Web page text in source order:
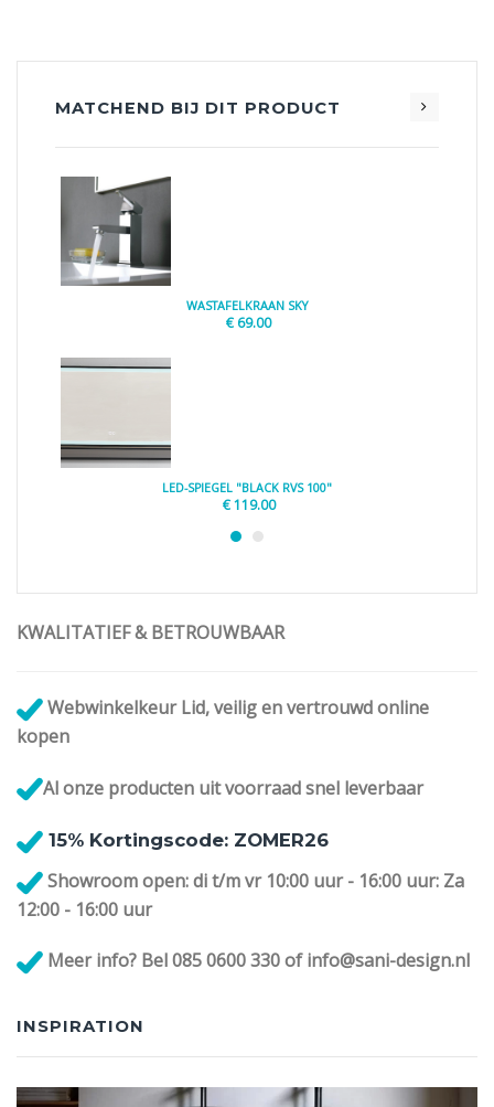
MATCHEND BIJ DIT PRODUCT
WASTAFELKRAAN SKY
€ 69.00
LED-SPIEGEL "BLACK RVS 100"
€119.00
KWALITATIEF & BETROUWBAAR
Webwinkelkeur Lid, veilig en vertrouwd online
kopen
Al onze producten uit voorraad snel leverbaar
15% Kortingscode: ZOMER26
Showroom open: di t/m vr 10:00 uur - 16:00 uur: Za
12:00 - 16:00 uur
Meer info? Bel 085 0600 330 of info@sani-design.nl
INSPIRATION